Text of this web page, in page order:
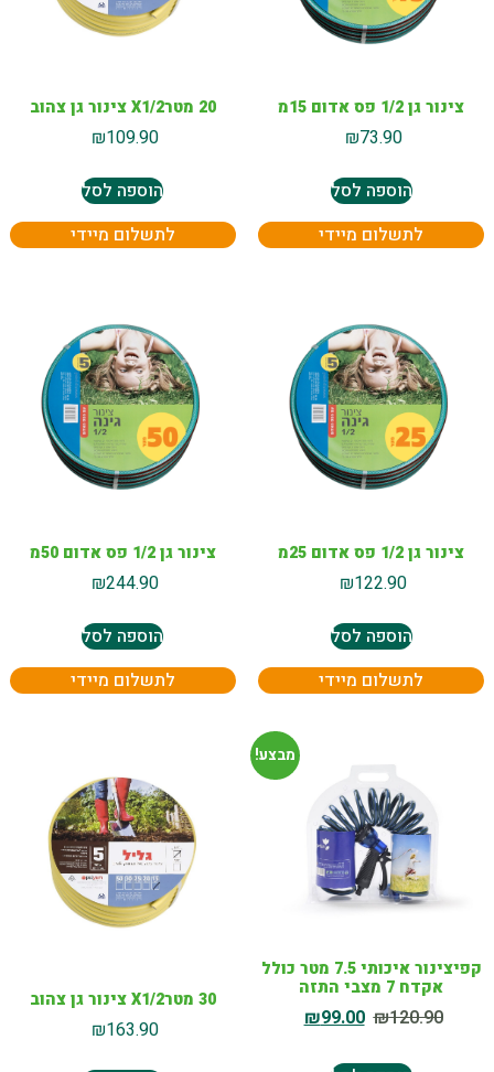
צינור גן 1/2 פס אדום 15מ
₪73.90
הוספה לסל
לתשלום מיידי
20 מטרX1/2 צינור גן צהוב
₪109.90
הוספה לסל
לתשלום מיידי
צינור גן 1/2 פס אדום 25מ
₪122.90
הוספה לסל
לתשלום מיידי
צינור גן 1/2 פס אדום 50מ
₪244.90
הוספה לסל
לתשלום מיידי
מבצע!
קפיצינור איכותי 7.5 מטר כולל
אקדח 7 מצבי התזה
₪120.90
₪99.00
30 מטרX1/2 צינור גן צהוב
₪163.90